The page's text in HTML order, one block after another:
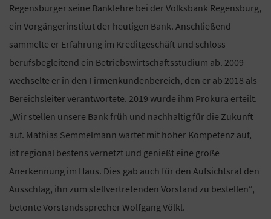
Regensburger seine Banklehre bei der Volksbank Regensburg,
ein Vorgängerinstitut der heutigen Bank. Anschließend
sammelte er Erfahrung im Kreditgeschäft und schloss
berufsbegleitend ein Betriebswirtschaftsstudium ab. 2009
wechselte er in den Firmenkundenbereich, den er ab 2018 als
Bereichsleiter verantwortete. 2019 wurde ihm Prokura erteilt.
„Wir stellen unsere Bank früh und nachhaltig für die Zukunft
auf. Mathias Semmelmann wartet mit hoher Kompetenz auf,
ist regional bestens vernetzt und genießt eine große
Anerkennung im Haus. Dies gab auch für den Aufsichtsrat den
Ausschlag, ihn zum stellvertretenden Vorstand zu bestellen“,
betonte Vorstandssprecher Wolfgang Völkl.